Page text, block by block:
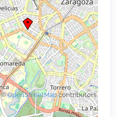
©OpenStreetMapcontributors